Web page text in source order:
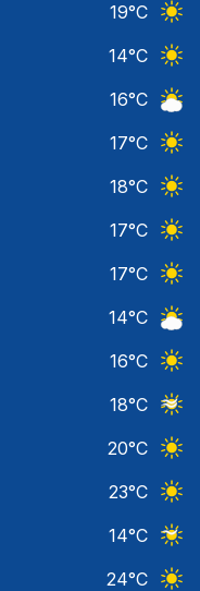
19°C
14°C
16°C
17°C
18°C
17°C
17°C
14°C
16°C
18°C
20°C
23°C
14°C
24°C